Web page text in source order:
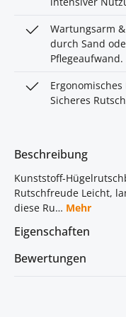
Wartungsarm
durch Sand
Pflegeaufwand.
Sicheres
Beschreibung
Kunststoff-
Rutschfreude Leicht,
diese Ru… Mehr
Eigenschaften
Bewertungen